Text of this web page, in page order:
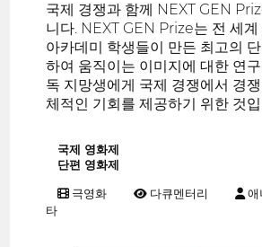
국제 경쟁과 함께 NEXT GEN
니다. NEXT GEN Prize는 전 세계
아카데미 학생들이 만든 최고의
하여 움직이는 이미지에 대한 연
독 지망생에게 국제 경쟁에서 경
체적인 기회를 제공하기 위한 것
국제 영화제
단편 영화제
극영화 다큐멘터리 애
타